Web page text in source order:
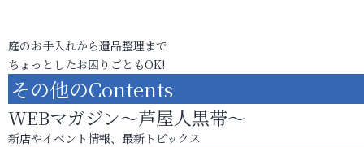
庭のお手入れから遺品整理まで
ちょっとしたお困りごともOK!
その他のContents
WEBマガジン～芦屋人黒帯～
新店やイベント情報、最新トピックス